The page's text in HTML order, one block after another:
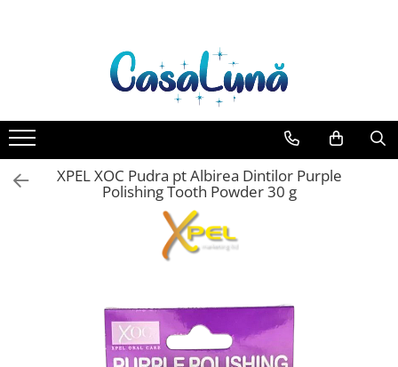
Toate Produsele
Gamma D'ORO Odorizant Cu
Betisoare 120 ml
EYFEL
EYFEL Odorizant Auto 10 ml
EYFEL Odorizant Camera cu
EYFEL Spray Odorizant 400 ml
LORIS Odorizant cu Betisoare 120
XPEL XOC Pudra pt Albirea Dintilor Purple
Polishing Tooth Powder 30 g